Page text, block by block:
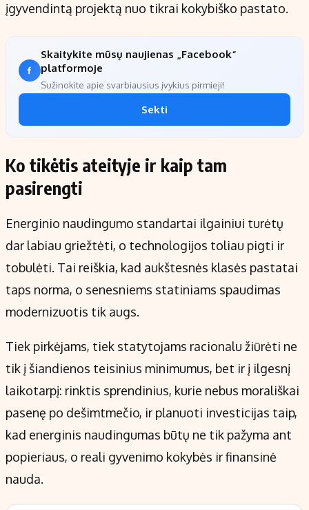
įgyvendintą projektą nuo tikrai kokybiško pastato.
Skaitykite mūsų naujienas „Facebook“
platformoje
Sužinokite apie svarbiausius įvykius pirmieji!
Sekti
Ko tikėtis ateityje ir kaip tam
pasirengti
Energinio naudingumo standartai ilgainiui turėtų
dar labiau griežtėti, o technologijos toliau pigti ir
tobulėti. Tai reiškia, kad aukštesnės klasės pastatai
taps norma, o senesniems statiniams spaudimas
modernizuotis tik augs.
Tiek pirkėjams, tiek statytojams racionalu žiūrėti ne
tik į šiandienos teisinius minimumus, bet ir į ilgesnį
laikotarpį: rinktis sprendinius, kurie nebus morališkai
pasenę po dešimtmečio, ir planuoti investicijas taip,
kad energinis naudingumas būtų ne tik pažyma ant
popieriaus, o reali gyvenimo kokybės ir finansinė
nauda.